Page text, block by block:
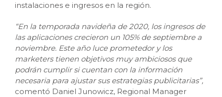
instalaciones e ingresos en la región.
“En la temporada navideña de 2020, los ingresos de
las aplicaciones crecieron un 105% de septiembre a
noviembre. Este año luce prometedor y los
marketers tienen objetivos muy ambiciosos que
podrán cumplir si cuentan con la información
necesaria para ajustar sus estrategias publicitarias”,
comentó Daniel Junowicz, Regional Manager